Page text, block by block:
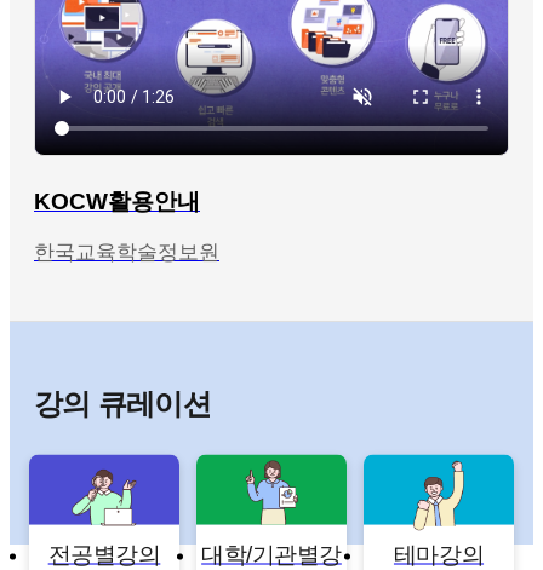
KOCW활용안내
한국교육학술정보원
강의 큐레이션
전공별강의
대학/기관별강
테마강의